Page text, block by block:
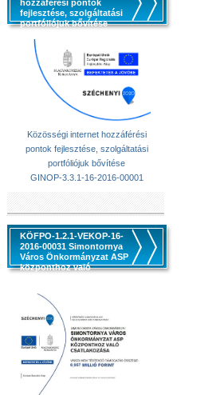
hozzáférési pontok
fejlesztése, szolgáltatási
portfóliójuk bővítése
Közösségi internet hozzáférési
pontok fejlesztése, szolgáltatási
portfóliójuk bővítése
GINOP-3.3.1-16-2016-00001
KÖFPO-1.2.1-VEKOP-16-
2016-00031 Simontornya
Város Önkormányzat ASP
központhoz való